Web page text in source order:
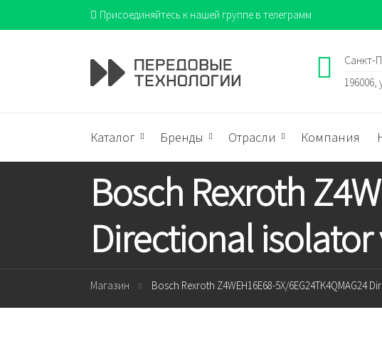
Присоединяйтесь к нашей группе в телеграмм
Санкт-
196006,
Каталог Бренды Отрасли Компания
Bosch Rexroth
Directional isolator
Магазин Bosch Rexroth Z4WEH16E68-5X/6EG24TK4QMAG24